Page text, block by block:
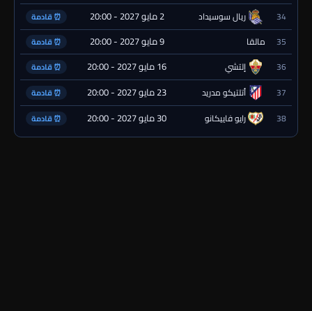
34 ريال سوسيداد 2 مايو 2027 - 20:00 ⏰ قادمة
35 مالقا 9 مايو 2027 - 20:00 ⏰ قادمة
36 إلتشي 16 مايو 2027 - 20:00 ⏰ قادمة
37 أتلتيكو مدريد 23 مايو 2027 - 20:00 ⏰ قادمة
38 رايو فاييكانو 30 مايو 2027 - 20:00 ⏰ قادمة